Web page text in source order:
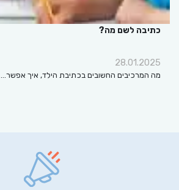
כתיבה לשם מה?
28.01.2025
מה המרכיבים החשובים בכתיבת הילד, איך אפשר…